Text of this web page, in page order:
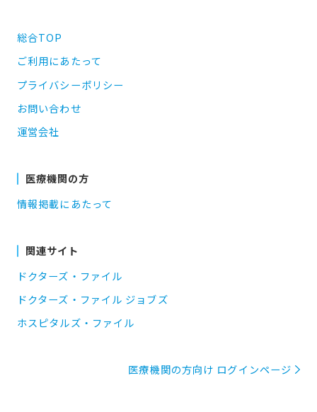
総合TOP
ご利用にあたって
プライバシーポリシー
お問い合わせ
運営会社
医療機関の方
情報掲載にあたって
関連サイト
ドクターズ・ファイル
ドクターズ・ファイル ジョブズ
ホスピタルズ・ファイル
医療機関の方向け ログインページ